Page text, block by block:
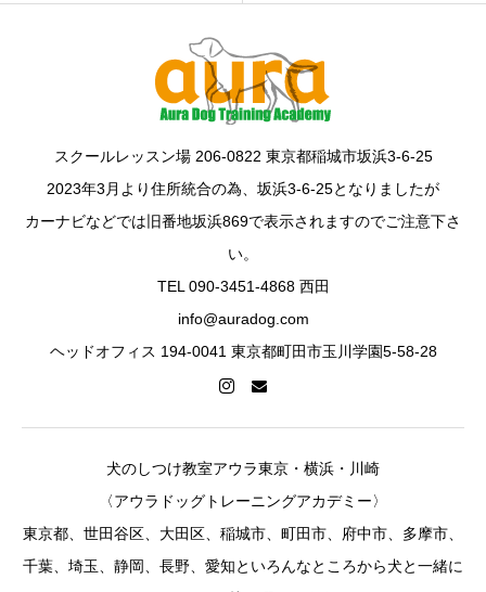
スクールレッスン場 206-0822 東京都稲城市坂浜3-6-25
2023年3月より住所統合の為、坂浜3-6-25となりましたが
カーナビなどでは旧番地坂浜869で表示されますのでご注意下さ
い。
TEL 090-3451-4868 西田
info@auradog.com
ヘッドオフィス 194-0041 東京都町田市玉川学園5-58-28
犬のしつけ教室アウラ東京・横浜・川崎
〈アウラドッグトレーニングアカデミー〉
東京都、世田谷区、大田区、稲城市、町田市、府中市、多摩市、
千葉、埼玉、静岡、長野、愛知といろんなところから犬と一緒に